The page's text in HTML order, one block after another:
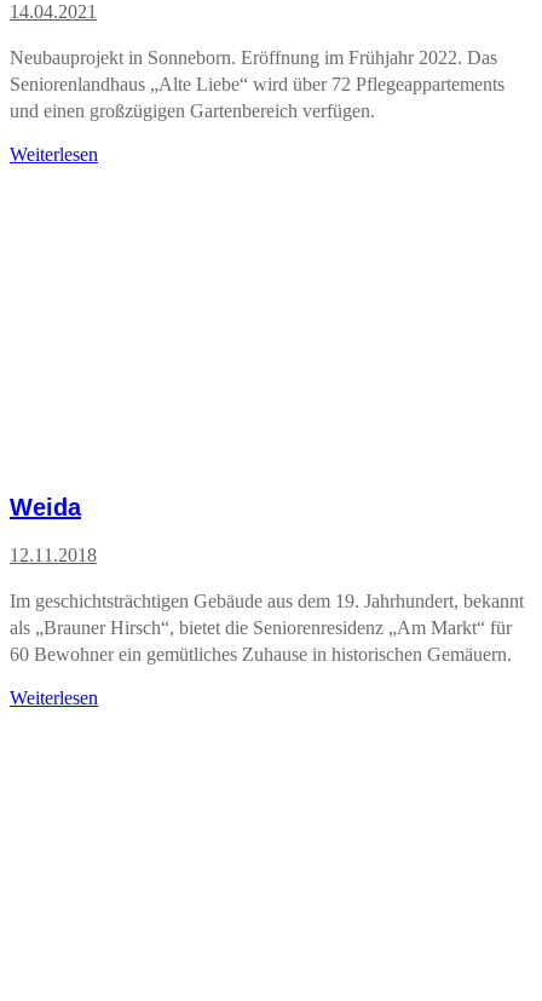
14.04.2021
Neubauprojekt in Sonneborn. Eröffnung im Frühjahr 2022. Das
Seniorenlandhaus „Alte Liebe“ wird über 72 Pflegeappartements
und einen großzügigen Gartenbereich verfügen.
Weiterlesen
Weida
12.11.2018
Im geschichtsträchtigen Gebäude aus dem 19. Jahrhundert, bekannt
als „Brauner Hirsch“, bietet die Seniorenresidenz „Am Markt“ für
60 Bewohner ein gemütliches Zuhause in historischen Gemäuern.
Weiterlesen